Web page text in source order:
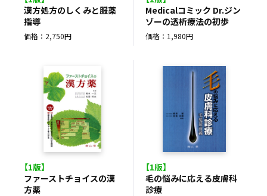
漢方処方のしくみと服薬
指導
価格：2,750円
Medicalコミック Dr.ジン
ゾーの透析療法の初歩
価格：1,980円
【1版】
ファーストチョイスの漢
方薬
【1版】
毛の悩みに応える皮膚科
診療